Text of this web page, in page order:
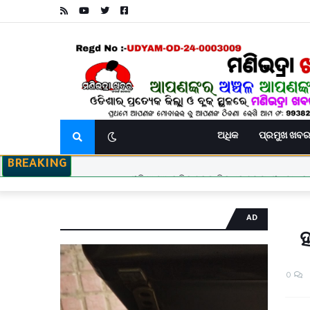
ପ୍ରମୁଖ ଖବର
ଅଧିକ
BREAKING
ଓଡିଶା ମାଧ୍ୟମିକ ସ୍କୁଲ ଶିକ୍ଷକ ସଙ୍ଘ (ଓଷ୍ଠା )
0
AD